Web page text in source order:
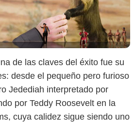
de las claves del éxito fue su
desde el pequeño pero furioso
Jedediah interpretado por
por Teddy Roosevelt en la
cuya calidez sigue siendo uno